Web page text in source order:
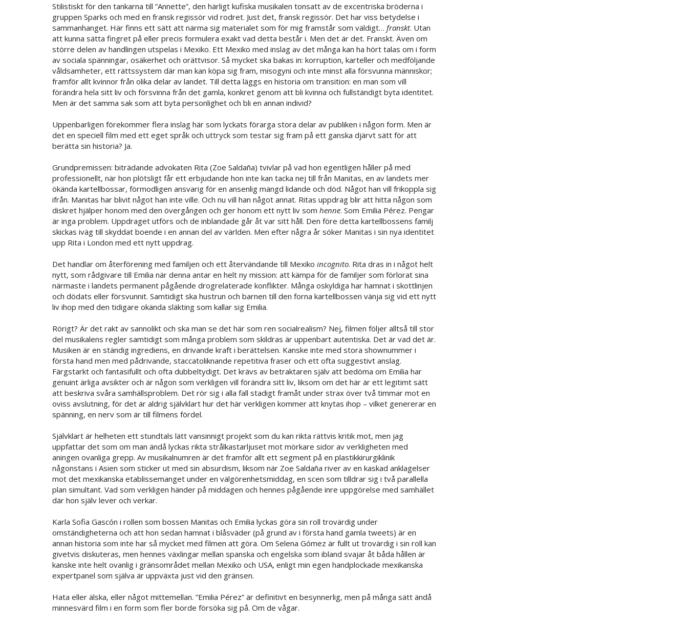
Stilistiskt för den tankarna till ”Annette”, den härligt kufiska musikalen tonsatt av de excentriska bröderna i
gruppen Sparks och med en fransk regissör vid rodret. Just det, fransk regissör. Det har viss betydelse i
sammanhanget. Här finns ett sätt att närma sig materialet som för mig framstår som väldigt… franskt. Utan
att kunna sätta fingret på eller precis formulera exakt vad detta består i. Men det är det. Franskt. Även om
större delen av handlingen utspelas i Mexiko. Ett Mexiko med inslag av det många kan ha hört talas om i form
av sociala spänningar, osäkerhet och orättvisor. Så mycket ska bakas in: korruption, karteller och medföljande
våldsamheter, ett rättssystem där man kan köpa sig fram, misogyni och inte minst alla försvunna människor;
framför allt kvinnor från olika delar av landet. Till detta läggs en historia om transition: en man som vill
förändra hela sitt liv och försvinna från det gamla, konkret genom att bli kvinna och fullständigt byta identitet.
Men är det samma sak som att byta personlighet och bli en annan individ?
Uppenbarligen förekommer flera inslag här som lyckats förarga stora delar av publiken i någon form. Men är
det en speciell film med ett eget språk och uttryck som testar sig fram på ett ganska djärvt sätt för att
berätta sin historia? Ja.
Grundpremissen: biträdande advokaten Rita (Zoe Saldaña) tvivlar på vad hon egentligen håller på med
professionellt, när hon plötsligt får ett erbjudande hon inte kan tacka nej till från Manitas, en av landets mer
ökända kartellbossar, förmodligen ansvarig för en ansenlig mängd lidande och död. Något han vill frikoppla sig
ifrån. Manitas har blivit något han inte ville. Och nu vill han något annat. Ritas uppdrag blir att hitta någon som
diskret hjälper honom med den övergången och ger honom ett nytt liv som henne. Som Emilia Pérez. Pengar
är inga problem. Uppdraget utförs och de inblandade går åt var sitt håll. Den före detta kartellbossens familj
skickas iväg till skyddat boende i en annan del av världen. Men efter några år söker Manitas i sin nya identitet
upp Rita i London med ett nytt uppdrag.
Det handlar om återförening med familjen och ett återvändande till Mexiko incognito. Rita dras in i något helt
nytt, som rådgivare till Emilia när denna antar en helt ny mission: att kämpa för de familjer som förlorat sina
närmaste i landets permanent pågående drogrelaterade konflikter. Många oskyldiga har hamnat i skottlinjen
och dödats eller försvunnit. Samtidigt ska hustrun och barnen till den forna kartellbossen vänja sig vid ett nytt
liv ihop med den tidigare okända släkting som kallar sig Emilia.
Rörigt? Är det rakt av sannolikt och ska man se det här som ren socialrealism? Nej, filmen följer alltså till stor
del musikalens regler samtidigt som många problem som skildras är uppenbart autentiska. Det är vad det är.
Musiken är en ständig ingrediens, en drivande kraft i berättelsen. Kanske inte med stora shownummer i
första hand men med pådrivande, staccatoliknande repetitiva fraser och ett ofta suggestivt anslag.
Färgstarkt och fantasifullt och ofta dubbeltydigt. Det krävs av betraktaren själv att bedöma om Emilia har
genuint ärliga avsikter och är någon som verkligen vill förändra sitt liv, liksom om det här är ett legitimt sätt
att beskriva svåra samhällsproblem. Det rör sig i alla fall stadigt framåt under strax över två timmar mot en
oviss avslutning, för det är aldrig självklart hur det här verkligen kommer att knytas ihop – vilket genererar en
spänning, en nerv som är till filmens fördel.
Självklart är helheten ett stundtals lätt vansinnigt projekt som du kan rikta rättvis kritik mot, men jag
uppfattar det som om man ändå lyckas rikta strålkastarljuset mot mörkare sidor av verkligheten med
aningen ovanliga grepp. Av musikalnumren är det framför allt ett segment på en plastikkirurgiklinik
någonstans i Asien som sticker ut med sin absurdism, liksom när Zoe Saldaña river av en kaskad anklagelser
mot det mexikanska etablissemanget under en välgörenhetsmiddag, en scen som tilldrar sig i två parallella
plan simultant. Vad som verkligen händer på middagen och hennes pågående inre uppgörelse med samhället
där hon själv lever och verkar.
Karla Sofia Gascón i rollen som bossen Manitas och Emilia lyckas göra sin roll trovärdig under
omständigheterna och att hon sedan hamnat i blåsväder (på grund av i första hand gamla tweets) är en
annan historia som inte har så mycket med filmen att göra. Om Selena Gómez är fullt ut trovärdig i sin roll kan
givetvis diskuteras, men hennes växlingar mellan spanska och engelska som ibland svajar åt båda hållen är
kanske inte helt ovanlig i gränsområdet mellan Mexiko och USA, enligt min egen handplockade mexikanska
expertpanel som själva är uppväxta just vid den gränsen.
Hata eller älska, eller något mittemellan. ”Emilia Pérez” är definitivt en besynnerlig, men på många sätt ändå
minnesvärd film i en form som fler borde försöka sig på. Om de vågar.